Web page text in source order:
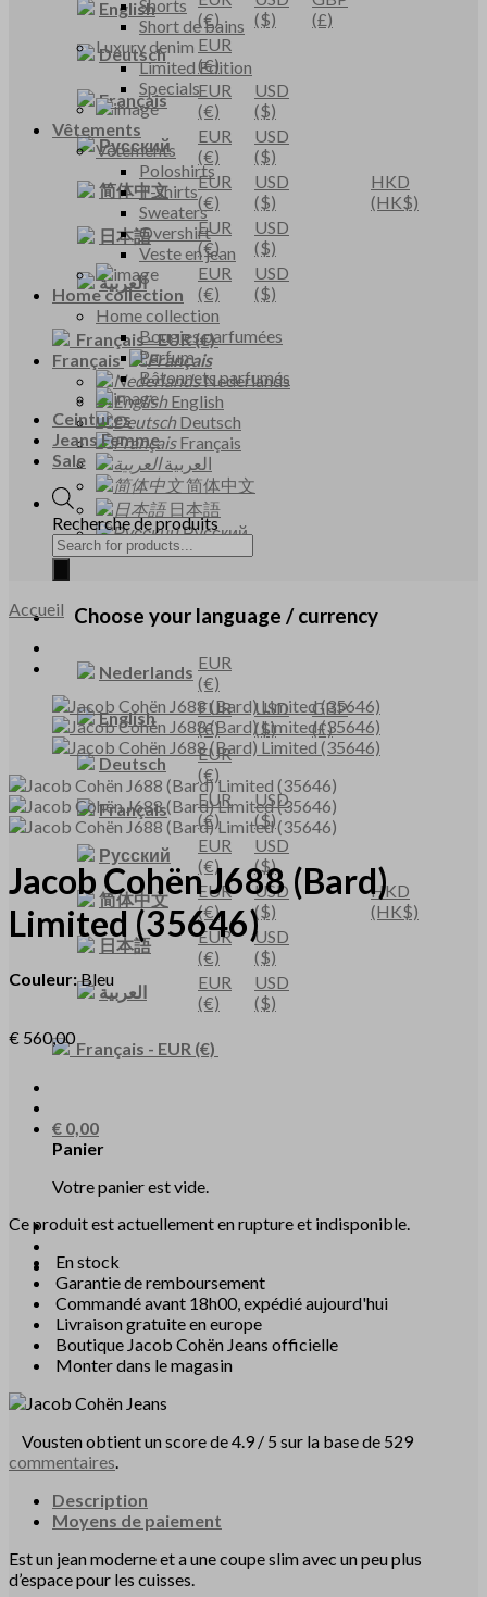
English
(€)
($)
(£)
Deutsch
EUR
(€)
Français
EUR
(€)
USD
($)
Русский
EUR
(€)
USD
($)
简体中文
EUR
(€)
USD
($)
HKD
(HK$)
日本語
EUR
(€)
USD
($)
العربية
EUR
(€)
USD
($)
Français-EUR(€)
Français
Nederlands
English
Deutsch
Français
العربية
简体中文
日本語
Русский
Choose your language / currency
Nederlands EUR
(€)
English
EUR
(€)
USD
($)
GBP
(£)
Deutsch
EUR
(€)
Français
EUR
(€)
USD
($)
Русский
EUR
(€)
USD
($)
简体中文
EUR
(€)
USD
($)
HKD
(HK$)
日本語
EUR
(€)
USD
($)
العربية
EUR
(€)
USD
($)
Français - EUR (€)
€ 0,00
Panier
Votre panier est vide.
Shorts
Short de bains
Luxury denim
Limited Edition
Specials
Vêtements
Vêtements
Poloshirts
T-shirts
Sweaters
Overshirt
Veste en jean
Home collection
Home collection
Bougies parfumées
Parfum
Bâtonnets parfumés
Ceintures
Jeans Femme
Sale
Recherche de produits
Accueil
Jacob CohënJ688 (Bard)
Limited (35646)
Couleur:Bleu
€ 560,00
Ce produit est actuellement en rupture et indisponible.
En stock
Garantie de remboursement
Commandé avant 18h00, expédié aujourd'hui
Livraison gratuite en europe
Boutique Jacob Cohën Jeans officielle
Monter dans le magasin
Vousten obtient un score de 4.9 / 5 sur la base de 529
commentaires
Description
Moyens de paiement
Est un jean moderne et a une coupe slim avec un peu plus
d’espace pour les cuisses.